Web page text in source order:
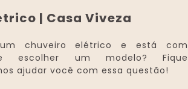
| Casa Viveza
chuveiro elétrico e está com
escolher um modelo? Fique
ajudar você com essa questão!